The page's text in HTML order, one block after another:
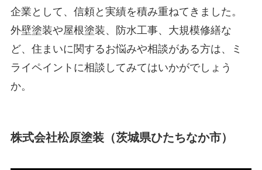
企業として、信頼と実績を積み重ねてきました。
外壁塗装や屋根塗装、防水工事、大規模修繕な
ど、住まいに関するお悩みや相談がある方は、ミ
ライペイントに相談してみてはいかがでしょう
か。
株式会社松原塗装（茨城県ひたちなか市）